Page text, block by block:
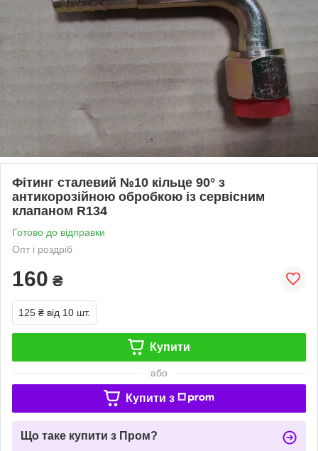
Фітинг сталевий №10 кільце 90° з
антикорозійною обробкою із сервісним
клапаном R134
Готово до відправки
Опт і роздріб
160 ₴
125 ₴ від 10 шт.
Купити
або
Купити з
Що таке купити з Пром?